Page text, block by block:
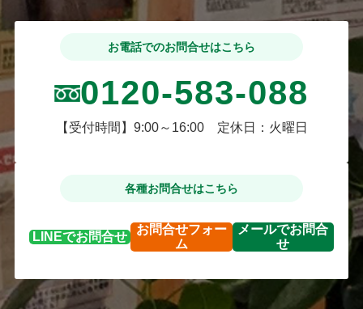
お電話でのお問合せはこちら
0120-583-088
【受付時間】9:00～16:00 定休日：火曜日
各種お問合せはこちら
LINEでお問合せ
お問合せフォー
ム
メールでお問合
せ